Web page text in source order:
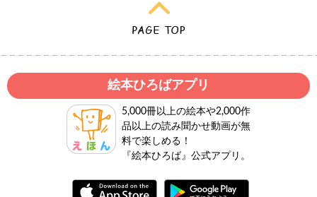
絵本ひろばアプリ
5,000冊以上の絵本や2,000作
品以上の読み聞かせ動画が無
料で楽しめる！
『絵本ひろば』公式アプリ。